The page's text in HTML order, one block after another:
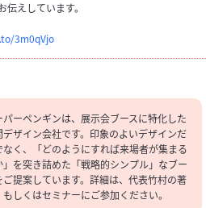
えしています。
3m0qVjo
パーペンギンは、展示会ブースに特化した
デザイン会社です。印象のよいデザインだ
なく、「どのようにすれば来場者が集まる
」を突き詰めた「戦略的シンプル」なブー
ご提案しています。詳細は、代表竹村の著
もしくはセミナーにご参加ください。